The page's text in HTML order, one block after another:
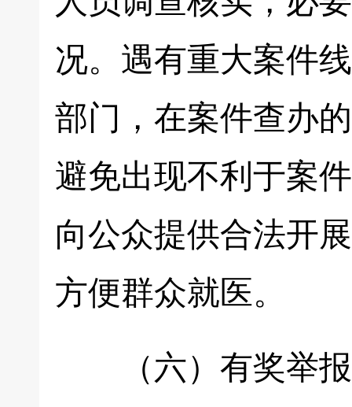
况。遇有重大案件
部门，在案件查办
避免出现不利于案
向公众提供合法开
方便群众就医。
（六）有奖举报